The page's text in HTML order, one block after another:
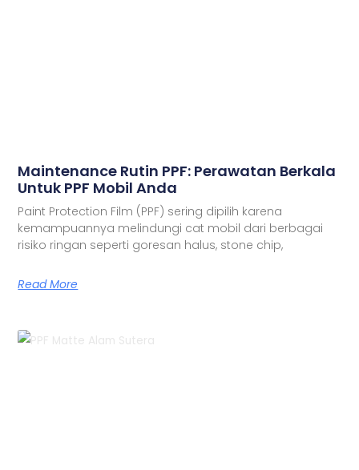
Maintenance Rutin PPF: Perawatan Berkala
Untuk PPF Mobil Anda
Paint Protection Film (PPF) sering dipilih karena
kemampuannya melindungi cat mobil dari berbagai
risiko ringan seperti goresan halus, stone chip,
Read More